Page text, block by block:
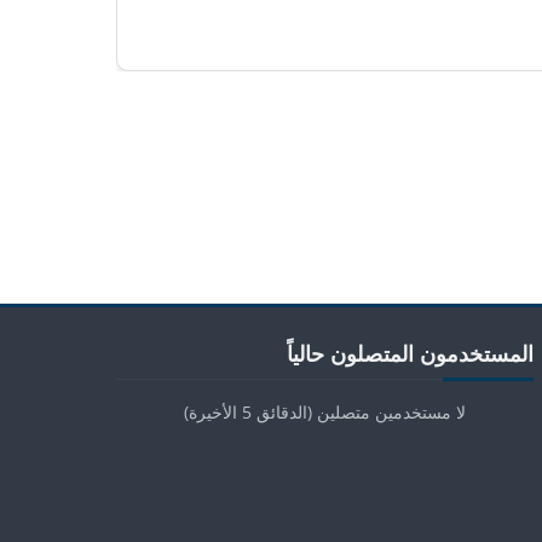
الكتل
تجاوز المستخدمون المتصلون حالياً
المستخدمون المتصلون حالياً
لا مستخدمين متصلين (الدقائق 5 الأخيرة)